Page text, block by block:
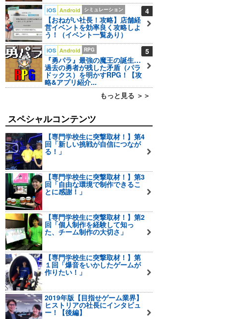
4
iOS Android シミュレーション
【おねがい社長！攻略】店舗経
営イベントを効率良く攻略しよ
う！（イベント一覧あり）
5
iOS Android RPG
『勇パラ』最強の魔王の誕生…
過去の勇者が残した矛盾（パラ
ドックス）を明かすRPG！【攻
略&アプリ紹介...
もっと見る ＞＞
スペシャルコンテンツ
【専門学校生に突撃取材！】第4
回「新しい挑戦が自信につなが
る！」
【専門学校生に突撃取材！】第3
回「自由な環境で制作できるこ
とに感謝！」
【専門学校生に突撃取材！】第2
回「個人制作を経験して知っ
た、チーム制作の大切さ」
【専門学校生に突撃取材！】第
１回「爆音をいかしたゲームが
作りたい！」
2019年版【目指せゲーム業界】
ヒストリアの社長にインタビュ
ー！【後編】